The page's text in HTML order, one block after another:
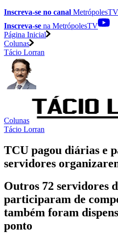
Inscreva-se no canal
Inscreva-se na MetrópolesTV
Página Inicial
Colunas
Tácio Lorran
Colunas
Tácio Lorran
TCU pagou diárias e
servidores
Outros 72 servidores
participaram de
também foram
ponto